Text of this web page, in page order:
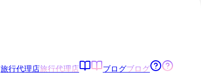
旅行代理店旅行代理店 ブログブログ